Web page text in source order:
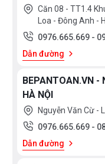
Căn 08 - TT1.4
Loa - Đông Anh -
0976.665.669 -
Dẫn đường
BEPANTOAN.VN -
HÀ NỘI
Nguyễn Văn Cừ -
0976.665.669 -
Dẫn đường